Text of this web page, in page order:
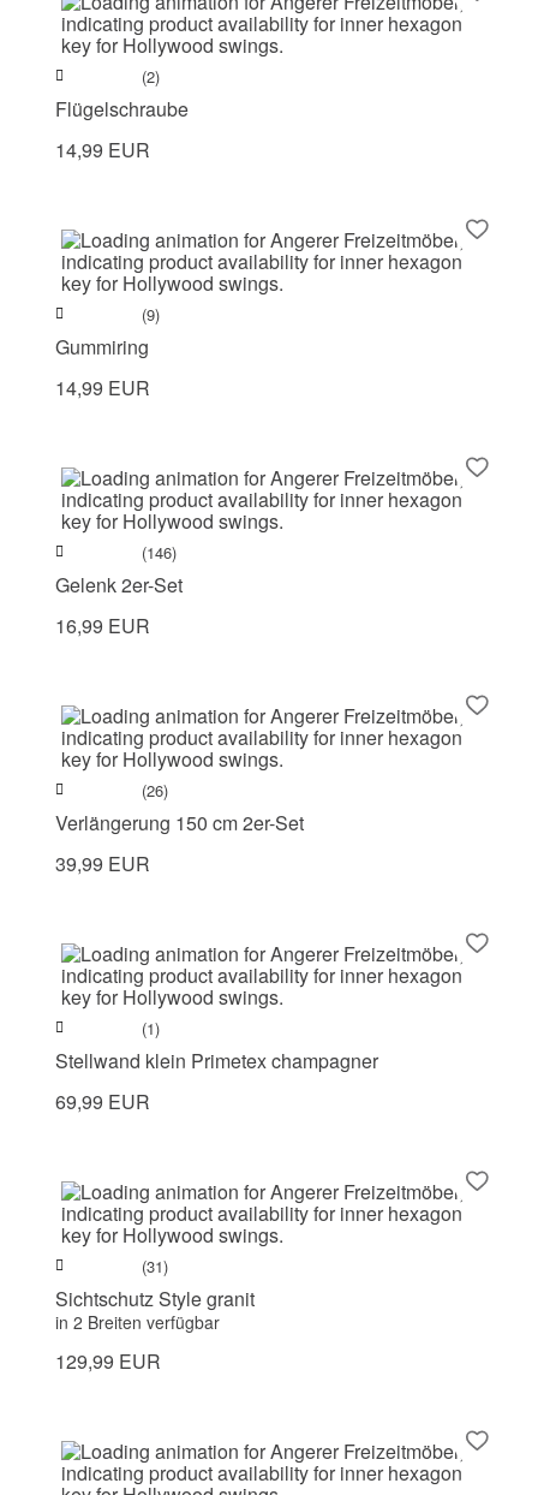
(2)
Flügelschraube
14,99 EUR
(9)
Gummiring
14,99 EUR
(146)
Gelenk 2er-Set
16,99 EUR
(26)
Verlängerung 150 cm 2er-Set
39,99 EUR
(1)
Stellwand klein Primetex champagner
69,99 EUR
(31)
Sichtschutz Style granit
in 2 Breiten verfügbar
129,99 EUR